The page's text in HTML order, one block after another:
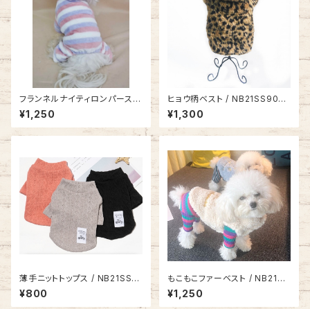
フランネルナイティロンパース S
H21AW4621932
¥1,250
ヒョウ柄ベスト / NB21SS9062
316
¥1,300
薄手ニットトップス / NB21SS8
811942
¥800
もこもこファーベスト / NB21SS
8997846
¥1,250